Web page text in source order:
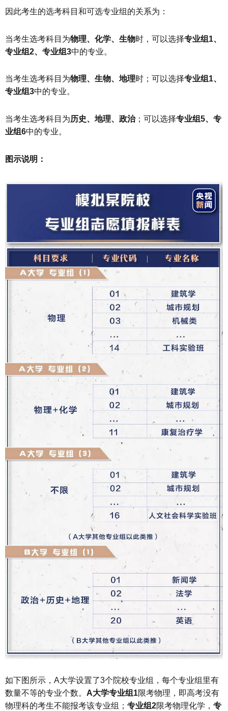
因此考生的选考科目和可选专业组的关系为：
当考生选考科目为物理、化学、生物时，可以选择专业组1、
专业组2、专业组3中的专业。
当考生选考科目为物理、生物、地理时；可以选择专业组1、
专业组3中的专业。
当考生选考科目为历史、地理、政治；可以选择专业组5、专
业组6中的专业。
图示说明：
如下图所示，A大学设置了3个院校专业组，每个专业组里有
数量不等的专业个数。 A大学专业组1限考物理，即高考没有
物理科的考生不能报考该专业组； 专业组2限考物理化学， 专